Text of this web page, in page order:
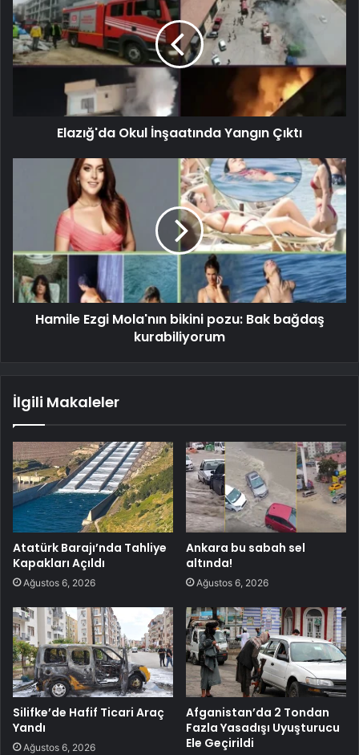
Elazığ'da Okul İnşaatında Yangın Çıktı
Hamile Ezgi Mola'nın bikini pozu: Bak bağdaş
kurabiliyorum
İlgili Makaleler
Atatürk Barajı’nda Tahliye
Kapakları Açıldı
Ağustos 6, 2026
Ankara bu sabah sel
altında!
Ağustos 6, 2026
Silifke’de Hafif Ticari Araç
Yandı
Ağustos 6, 2026
Afganistan’da 2 Tondan
Fazla Yasadışı Uyuşturucu
Ele Geçirildi